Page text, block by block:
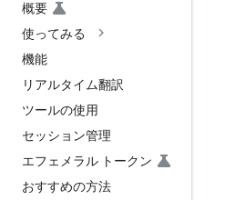
概要
使ってみる
機能
リアルタイム翻訳
ツールの使用
セッション管理
エフェメラル トークン
おすすめの方法